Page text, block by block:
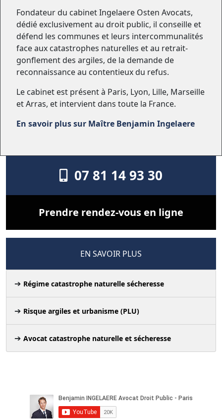
Fondateur du cabinet Ingelaere Osten Avocats,
dédié exclusivement au droit public, il conseille et
défend les communes et leurs intercommunalités
face aux catastrophes naturelles et au retrait-
gonflement des argiles, de la demande de
reconnaissance au contentieux du refus.
Le cabinet est présent à Paris, Lyon, Lille, Marseille
et Arras, et intervient dans toute la France.
En savoir plus sur Maître Benjamin Ingelaere
07 81 14 93 30
Prendre rendez-vous en ligne
EN SAVOIR PLUS
Régime catastrophe naturelle sécheresse
Risque argiles et urbanisme (PLU)
Avocat catastrophe naturelle et sécheresse